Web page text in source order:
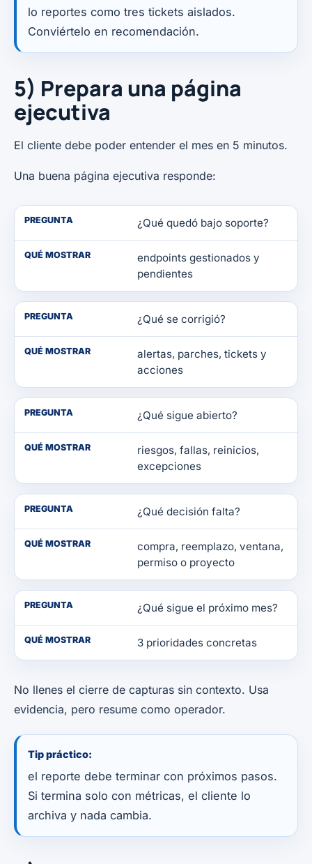
lo reportes como tres tickets aislados.
Conviértelo en recomendación.
5) Prepara una página
ejecutiva
El cliente debe poder entender el mes en 5 minutos.
Una buena página ejecutiva responde:
PREGUNTA ¿Qué quedó bajo soporte?
QUÉ MOSTRAR
endpoints gestionados y
pendientes
PREGUNTA ¿Qué se corrigió?
QUÉ MOSTRAR
alertas, parches, tickets y
acciones
PREGUNTA ¿Qué sigue abierto?
QUÉ MOSTRAR
riesgos, fallas, reinicios,
excepciones
PREGUNTA ¿Qué decisión falta?
QUÉ MOSTRAR
compra, reemplazo, ventana,
permiso o proyecto
PREGUNTA ¿Qué sigue el próximo mes?
QUÉ MOSTRAR 3 prioridades concretas
No llenes el cierre de capturas sin contexto. Usa
evidencia, pero resume como operador.
Tip práctico:
el reporte debe terminar con próximos pasos.
Si termina solo con métricas, el cliente lo
archiva y nada cambia.